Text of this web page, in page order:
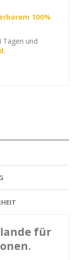
100%
Tagen und
.
für